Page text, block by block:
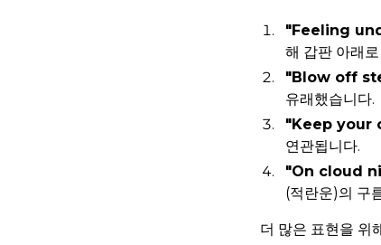
"Feeling
해 갑판 아래
"Blow off
유래했습니다.
"Keep your
연관됩니다.
"On cloud
(적란운)의 구
더 많은 표현을 위